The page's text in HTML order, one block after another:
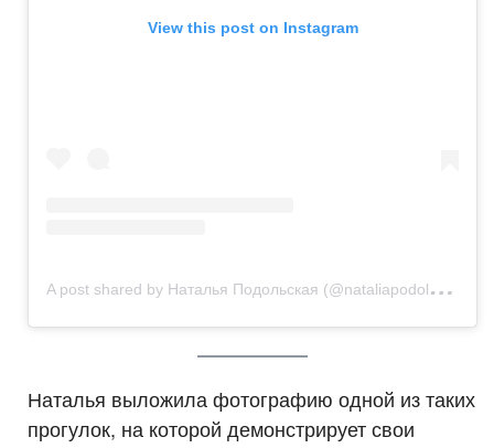
View this post on Instagram
A
post shared by Наталья Подольская (@nataliapodolskaya)
Наталья выложила фотографию одной из таких
прогулок, на которой демонстрирует свои